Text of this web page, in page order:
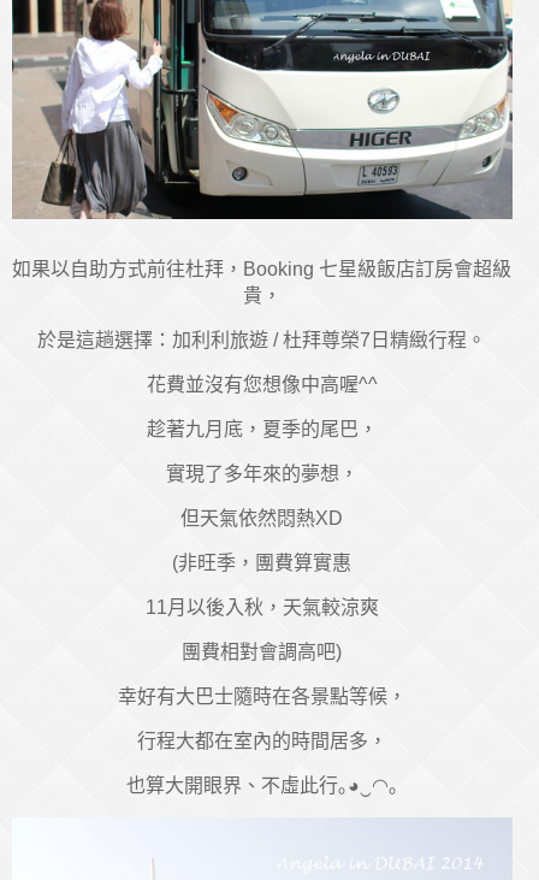
如果以自助方式前往杜拜，Booking 七星級飯店訂房會超級
貴，
於是這趟選擇：加利利旅遊 / 杜拜尊榮7日精緻行程。
花費並沒有您想像中高喔^^
趁著九月底，夏季的尾巴，
實現了多年來的夢想，
但天氣依然悶熱XD
(非旺季，團費算實惠
11月以後入秋，天氣較涼爽
團費相對會調高吧)
幸好有大巴士隨時在各景點等候，
行程大都在室內的時間居多，
也算大開眼界、不虛此行｡◕‿◠｡